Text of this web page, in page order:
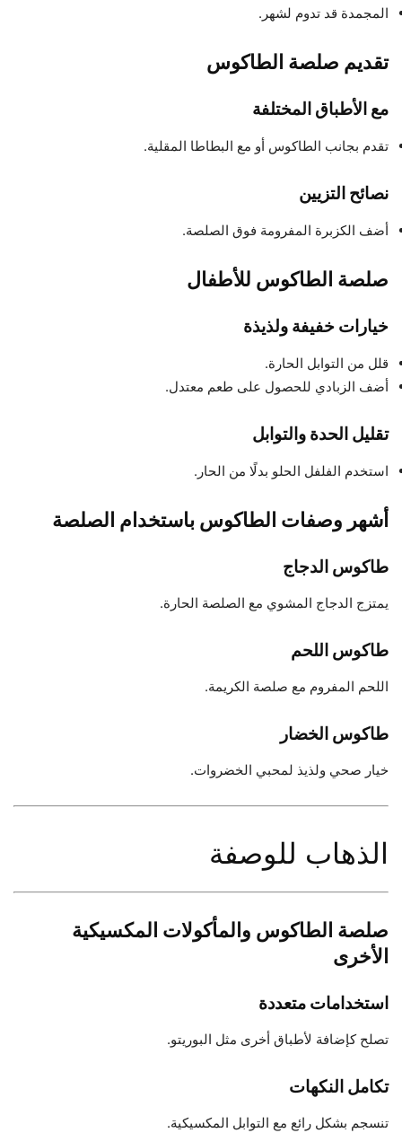
المجمدة قد تدوم لشهر.
تقديم صلصة الطاكوس
مع الأطباق المختلفة
تقدم بجانب الطاكوس أو مع البطاطا المقلية.
نصائح التزيين
أضف الكزبرة المفرومة فوق الصلصة.
صلصة الطاكوس للأطفال
خيارات خفيفة ولذيذة
قلل من التوابل الحارة.
أضف الزبادي للحصول على طعم معتدل.
تقليل الحدة والتوابل
استخدم الفلفل الحلو بدلًا من الحار.
أشهر وصفات الطاكوس باستخدام الصلصة
طاكوس الدجاج
يمتزج الدجاج المشوي مع الصلصة الحارة.
طاكوس اللحم
اللحم المفروم مع صلصة الكريمة.
طاكوس الخضار
خيار صحي ولذيذ لمحبي الخضروات.
الذهاب للوصفة
صلصة الطاكوس والمأكولات المكسيكية
الأخرى
استخدامات متعددة
تصلح كإضافة لأطباق أخرى مثل البوريتو.
تكامل النكهات
تنسجم بشكل رائع مع التوابل المكسيكية.